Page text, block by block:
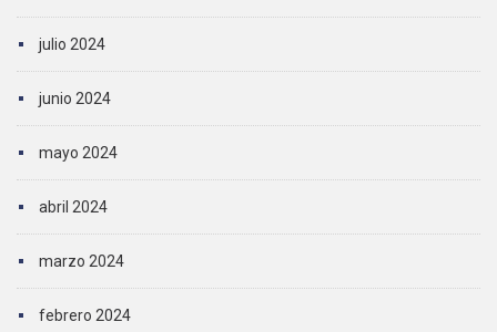
julio 2024
junio 2024
mayo 2024
abril 2024
marzo 2024
febrero 2024